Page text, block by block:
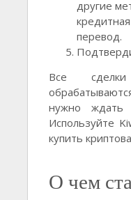
другие
перевод.
Все
нужно ждать
Используйте
купить
О чем